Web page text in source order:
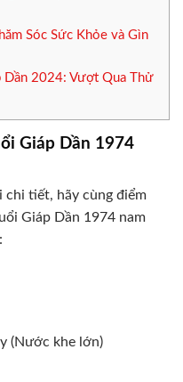
Sóc Sức Khỏe và Gìn
Dần 2024: Vượt Qua Thử
Giáp Dần 1974
chi tiết, hãy cùng điểm
Giáp Dần 1974 nam
(Nước khe lớn)